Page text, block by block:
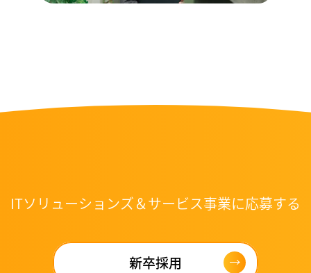
ITソリューションズ＆サービス事業に応募する
新卒採用